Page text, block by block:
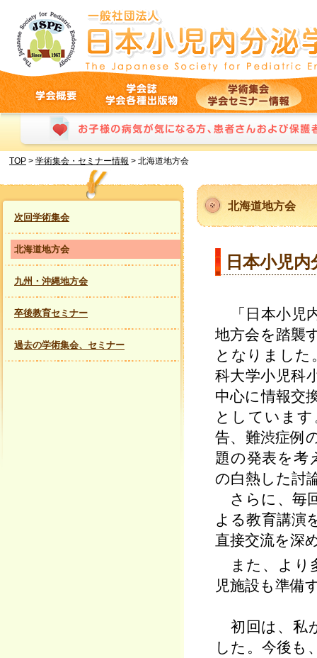
学会概要 学会誌・学会各種出版物 学術集会・学会セミナー情報
お子様の病気が気になる方、患者さんおよび保護者の方へ
TOP > 学術集会・セミナー情報 > 北海道地方会
次回学術集会
北海道地方会
九州・沖縄地方会
卒後教育セミナー
過去の学術集会、セミナー
北海道地方会
日本小児
「日本小児
地方会を踏襲
となりました
科大学小児科
中心に情報交
としていま
告、難渋症例
題の発表を考
の白熱した討
さらに、毎
よる教育講演
直接交流を深
また、より
児施設も準備
初回は、私
した。今後も